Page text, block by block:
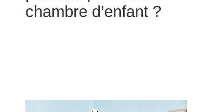
chambre d’enfant ?